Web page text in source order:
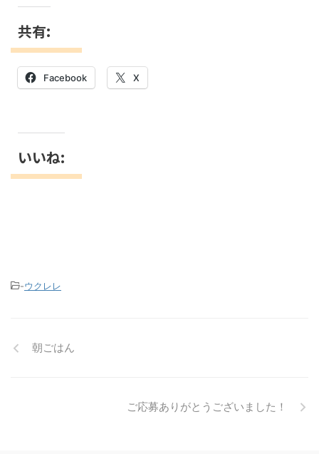
共有:
Facebook X
いいね:
-ウクレレ
朝ごはん
ご応募ありがとうございました！